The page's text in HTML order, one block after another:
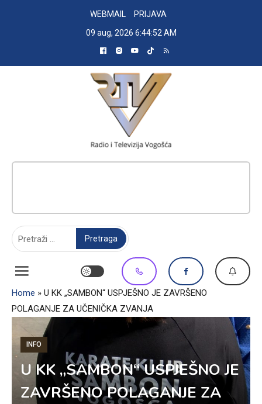
WEBMAIL
PRIJAVA
09 aug, 2026 6:44:53 AM
Home » U KK „SAMBON“ USPJEŠNO JE ZAVRŠENO
POLAGANJE ZA UČENIČKA ZVANJA
INFO
U KK „SAMBON“ USPJEŠNO JE
ZAVRŠENO POLAGANJE ZA